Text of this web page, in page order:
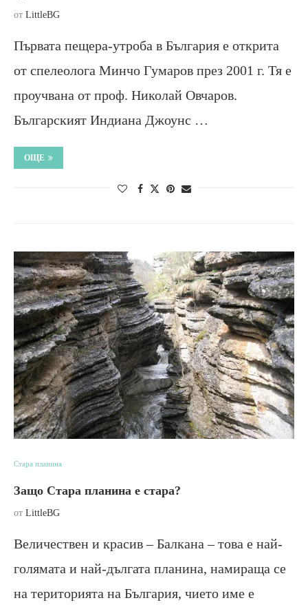
от LittleBG
Първата пещера-утроба в България е открита
от спелеолога Минчо Гумаров през 2001 г. Тя е
проучвана от проф. Николай Овчаров.
Българският Индиана Джоунс …
ОЩЕ
Стара планина
Защо Стара планина е стара?
от LittleBG
Величествен и красив – Балкана – това е най-
голямата и най-дългата планина, намираща се
на територията на България, чието име е